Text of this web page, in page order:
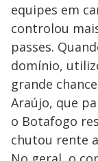
equipes em
controlou
passes.
domínio,
grande
Araújo, que
o Botafogo
chutou rente